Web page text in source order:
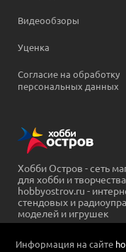
Видеообзоры
Уценка
Согласие на обработку
персональных данных
Хобби Остров - сеть
для хобби и творчества
hobbyostrov.ru -
стендовых и
моделей и игрушек
Информация на сайте